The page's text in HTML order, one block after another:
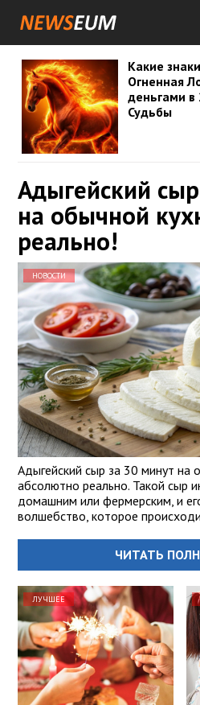
Какие
Огненная
деньгами в
Судьбы
Адыгейский
на обычной
реально!
НОВОСТИ
Адыгейский сыр за 30 минут на
абсолютно реально. Такой сыр
домашним или фермерским, и
волшебство, которое
ЧИТАТЬ
ЛУЧШЕЕ